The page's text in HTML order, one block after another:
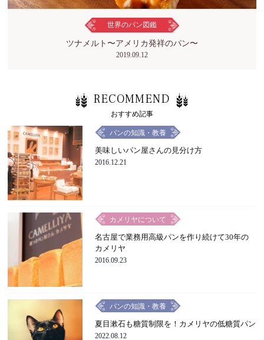
世界のパン図鑑
ツナメルト〜アメリカ発祥のパン〜
2019.09.12
RECOMMEND
おすすめ記事
パンの知識・教養
美味しいパン屋さんの見分け方
2016.12.21
カメリヤについて
名古屋で業務用高級パンを作り続けて30年の
カメリヤ
2016.09.23
パンの知識・教養
夏目漱石も糖質制限を！カメリヤの低糖質パン
2022.08.12